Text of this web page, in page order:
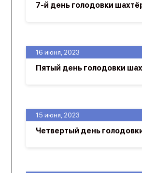
15 июня, 2023
Четвертый день
16 июня, 2023
Пятый день голодовки
7-й день голодовки